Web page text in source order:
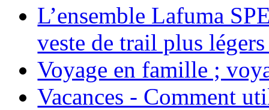
L’ensemble Lafuma
veste de trail plus
Voyage en famille ;
Vacances - Comment